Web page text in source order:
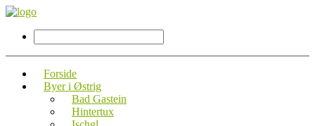
Forside
Byer i Østrig
Bad Gastein
Hintertux